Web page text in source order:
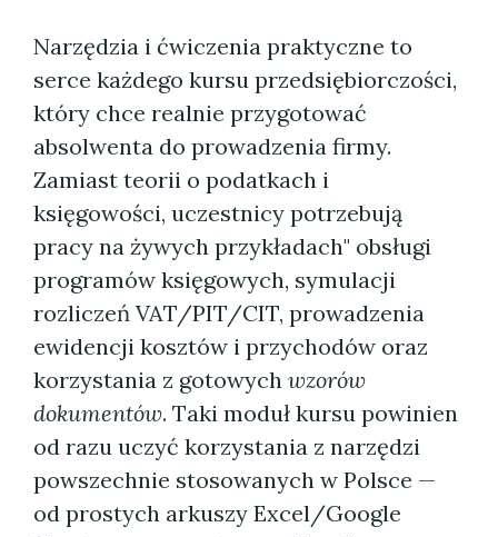
Narzędzia i ćwiczenia praktyczne to
serce każdego kursu przedsiębiorczości,
który chce realnie przygotować
absolwenta do prowadzenia firmy.
Zamiast teorii o podatkach i
księgowości, uczestnicy potrzebują
pracy na żywych przykładach" obsługi
programów księgowych, symulacji
rozliczeń VAT/PIT/CIT, prowadzenia
ewidencji kosztów i przychodów oraz
korzystania z gotowych wzorów
dokumentów. Taki moduł kursu powinien
od razu uczyć korzystania z narzędzi
powszechnie stosowanych w Polsce —
od prostych arkuszy Excel/Google